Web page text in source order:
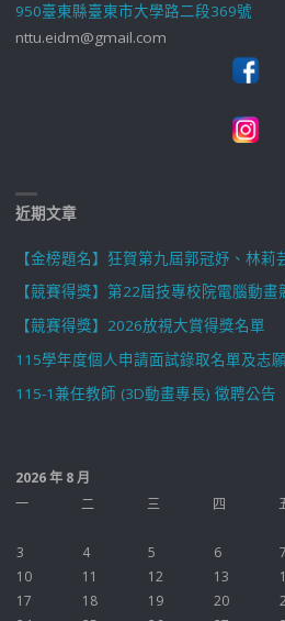
950臺東縣臺東市大學路二段369號
nttu.eidm@gmail.com
近期文章
【金榜題名】狂賀第九屆郭冠妤、林莉
【競賽得獎】第22屆技專校院電腦動畫
【競賽得獎】2026放視大賞得獎名單
115學年度個人申請面試錄取名單及志
115-1兼任教師 (3D動畫專長) 徵聘公告
2026 年 8 月
一
二 三 四
3
4 5 6 7
10
11 12 13
17
18 19 20